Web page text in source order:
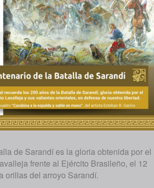
de Sarandí es la gloria obtenida por el
frente al Ejército Brasileño, el 12
orillas del arroyo Sarandí.